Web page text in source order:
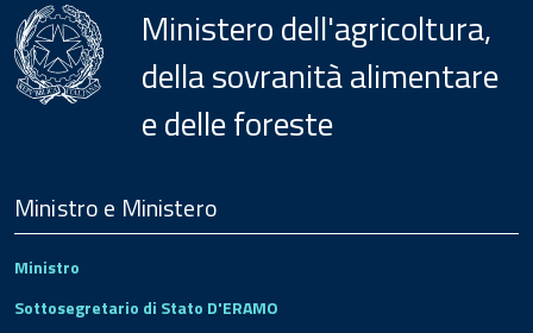
Ministero dell'agricoltura,
della sovranità alimentare
e delle foreste
Footer
Ministro e Ministero
Ministro
Sottosegretario di Stato D'ERAMO